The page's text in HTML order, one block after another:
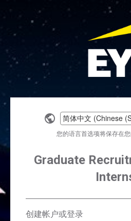
Select
language
您的语言首选项将保存在您
Graduate
创建帐户或登录